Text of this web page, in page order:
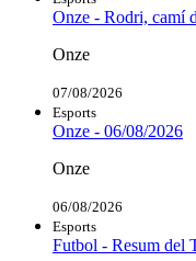
Onze - Rodri, camí
Onze
07/08/2026
Esports
Onze - 06/08/2026
Onze
06/08/2026
Esports
Futbol - Resum del